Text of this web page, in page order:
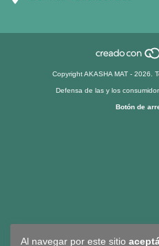
Al navegar por este sitio
Copyright AKASHA MAT - 2026.
Defensa de las y los
Botón de